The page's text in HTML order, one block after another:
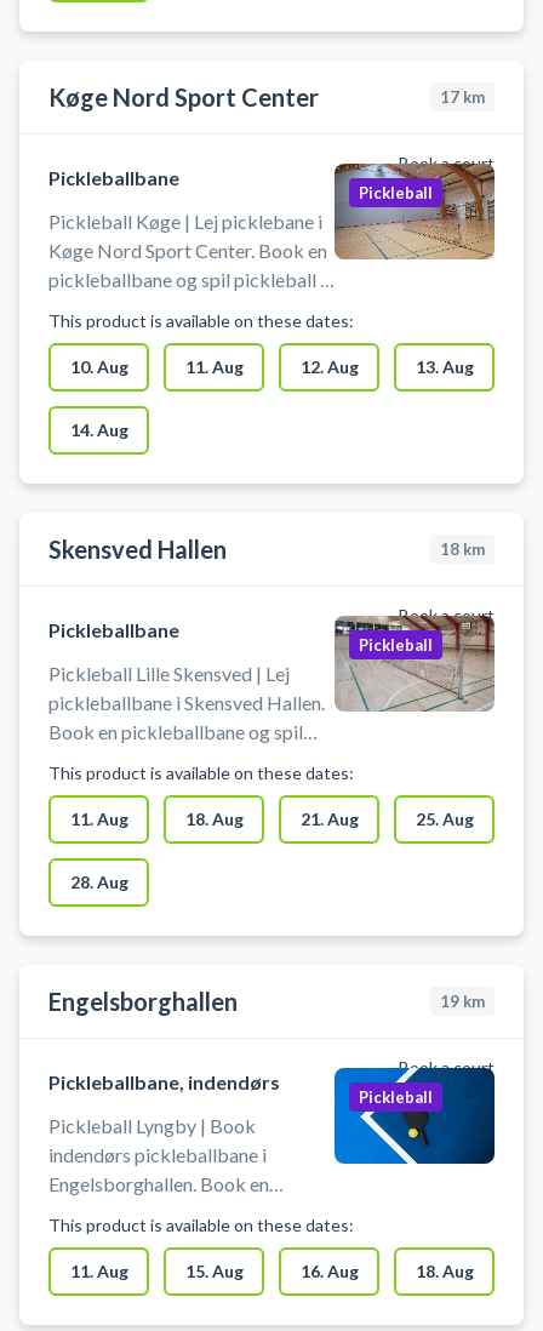
pickleballbaner på flere andre
bordtennis m.fl. i samme lokaler.
Køge Nord Sport Center 17 km
Book a court
Pickleballbane
Pickleball Køge | Lej picklebane i
Køge Nord Sport Center. Book en
pickleballbane og spil pickleball i
hallerne ved Køge Nord
Sportcenter.
Pickleball
This product is available on these dates:
10. Aug 11. Aug 12. Aug 13. Aug
14. Aug
Skensved Hallen 18 km
Book a court
Pickleballbane
Pickleball Lille Skensved | Lej
pickleballbane i Skensved Hallen.
Book en pickleballbane og spil
mange pickleballbaner i
Skensvedhallen beliggende på
Højelsevej 1B, 4632 Lille
Skensved.
Pickleball
This product is available on these dates:
11. Aug 18. Aug 21. Aug 25. Aug
28. Aug
Engelsborghallen 19 km
Book a court
Pickleballbane, indendørs
Pickleball Lyngby | Book
indendørs pickleballbane i
Engelsborghallen. Book en
Engelsborghallen Det er muligt at
låne bat og bolde på stedet. Du
skal selv tage net op og ned. Der
Pickleball
This product is available on these dates:
11. Aug 15. Aug 16. Aug 18. Aug